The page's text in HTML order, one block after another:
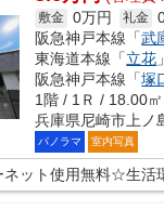
敷金 0万円 礼金
阪急神戸本線「武
東海道本線「立花
阪急神戸本線「塚
1階 / 1Ｒ / 18.00㎡
兵庫県尼崎市上ノ
パノラマ 室内写真
ネット使用無料☆生活